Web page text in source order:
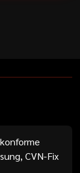
CVN-Fix